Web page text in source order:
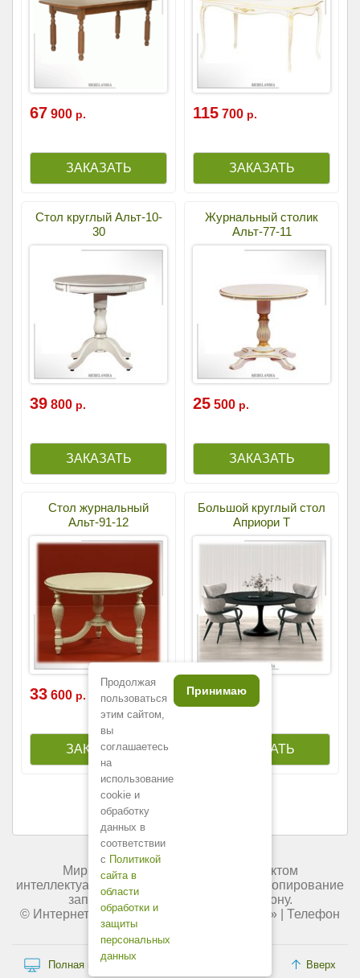
67 900 р. 115 700 р.
Стол круглый Альт-10-
30
39 800 р.
Журнальный столик
Альт-77-11
25 500 р.
Стол журнальный
Альт-91-12
33 600 р.
Большой круглый стол
Априори Т
269 000р.
Мир мебели России является объектом
интеллектуальной собственности. Любое копирование
запрещено и преследуется по закону.
© Интернет-магазин « Мир мебели России
» | Телефон
+7 (495) 227-84-45.
Продолжая
пользоваться
этим сайтом,
вы
соглашаетесь
на
использование
cookie и
обработку
данных в
соответствии
с Политикой
сайта в
области
обработки и
защиты
персональных
данных
Принимаю
Вверх
Полная версия сайта